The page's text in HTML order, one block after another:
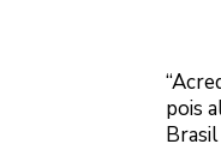
pois
Brasil